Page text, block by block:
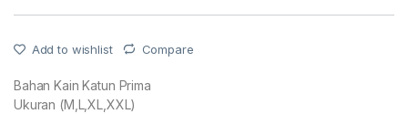
Add to wishlist Compare
Bahan Kain Katun Prima
Ukuran (M,L,XL,XXL)